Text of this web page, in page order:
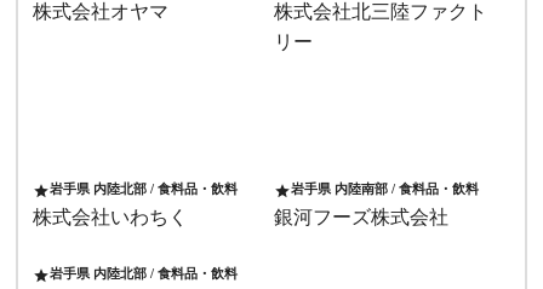
株式会社オヤマ
株式会社北三陸ファクト
リー
star岩手県 内陸北部 / 食料品・飲料
株式会社いわちく
star岩手県 内陸南部 / 食料品・飲料
銀河フーズ株式会社
star岩手県 内陸北部 / 食料品・飲料